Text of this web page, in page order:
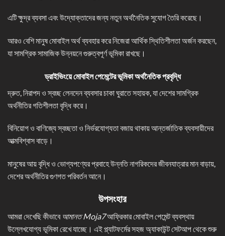
এটি ক্ষুদ্র ব্যবসা এবং উদ্যোক্তাদের জন্য নতুন অর্থনৈতিক সুযোগ তৈরি করেছে।
আরও বেশি মানুষ মোবাইল অর্থ ব্যবহার করে নিজেরা আর্থিক স্থিতিশীলতা অর্জন করছেন,
যা সামগ্রিক সামাজিক উন্নয়নে গুরুত্বপূর্ণ ভূমিকা রাখছে।
ড্রাইভিংয়ে মোবাইল পেমেন্টের ভূমিকা অর্থনৈতিক প্রবৃদ্ধি
দ্রুত, নিরাপদ ও স্বচ্ছ লেনদেন ব্যবসার চাকা ঘুরাতে সহায়ক, যা দেশের সামগ্রিক
অর্থনীতির গতিশীলতা বৃদ্ধি করে।
বিনিয়োগ ও বাণিজ্যে স্বচ্ছতা ও নির্ভরযোগ্যতা বজায় থাকায় আন্তর্জাতিক ব্যবসায়ীদের
আত্মবিশ্বাস বাড়ে।
মানুষের আয় বৃদ্ধি ও ভোগ্যপণ্যের প্রবাহে উন্নতি নাগরিকদের জীবনযাত্রার মান বাড়ায়,
দেশের অর্থনীতির গুণগত পরিবর্তন আনে।
উপসংহার
আমরা দেখেছি কীভাবে আমানত Moja7আফ্রিকার মোবাইল পেমেন্ট ব্যবস্থায়
উল্লেখযোগ্য ভূমিকা রেখে যাচ্ছে। এই প্ল্যাটফর্মের সহজ অ্যাকাউন্ট সেটআপ থেকে শুরু